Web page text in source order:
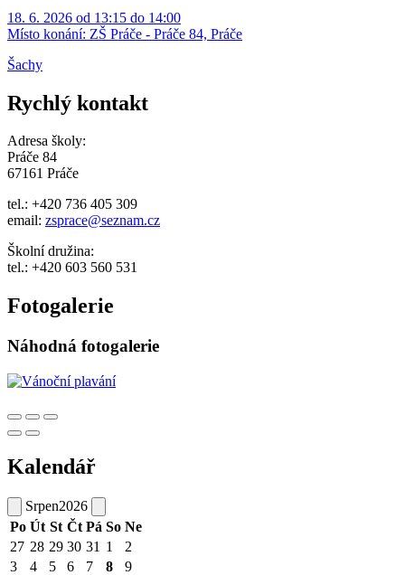
18. 6. 2026 od 13:15 do 14:00
Místo konání: ZŠ Práče - Práče 84, Práče
Šachy
Rychlý kontakt
Adresa školy:
Práče 84
67161 Práče
tel.: +420 736 405 309
email: zsprace@seznam.cz
Školní družina:
tel.: +420 603 560 531
Fotogalerie
Náhodná fotogalerie
Kalendář
Srpen2026
Po Út St Čt Pá So Ne
27 28 29 30 31 1
2
3
4 5 6 7 8
9